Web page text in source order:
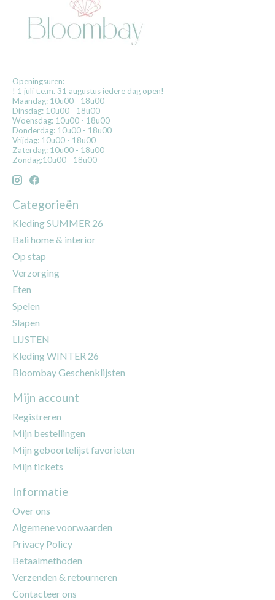
Openingsuren:
! 1 juli t.e.m. 31 augustus iedere dag open!
Maandag: 10u00 - 18u00
Dinsdag: 10u00 - 18u00
Woensdag: 10u00 - 18u00
Donderdag: 10u00 - 18u00
Vrijdag: 10u00 - 18u00
Zaterdag: 10u00 - 18u00
Zondag:10u00 - 18u00
Categorieën
Kleding SUMMER 26
Bali home & interior
Op stap
Verzorging
Eten
Spelen
Slapen
LIJSTEN
Kleding WINTER 26
Bloombay Geschenklijsten
Mijn account
Registreren
Mijn bestellingen
Mijn geboortelijst favorieten
Mijn tickets
Informatie
Over ons
Algemene voorwaarden
Privacy Policy
Betaalmethoden
Verzenden & retourneren
Contacteer ons